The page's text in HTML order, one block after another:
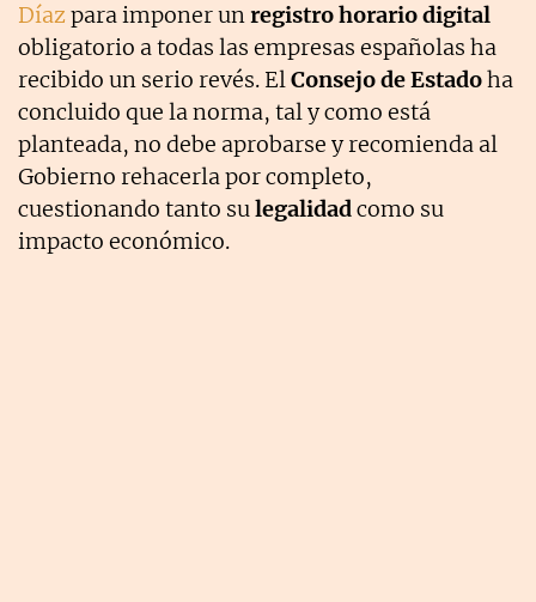
Díaz para imponer unregistro horario digital
obligatorio a todas las empresas españolas ha
recibido un serio revés. ElConsejo de Estadoha
concluido que la norma, tal y como está
planteada, no debe aprobarse y recomienda al
Gobierno rehacerla por completo,
cuestionando tanto sulegalidadcomo su
impacto económico.